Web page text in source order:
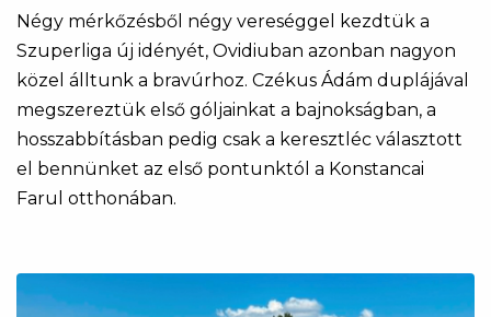
Négy mérkőzésből négy vereséggel kezdtük a
Szuperliga új idényét, Ovidiuban azonban nagyon
közel álltunk a bravúrhoz. Czékus Ádám duplájával
megszereztük első góljainkat a bajnokságban, a
hosszabbításban pedig csak a keresztléc választott
el bennünket az első pontunktól a Konstancai
Farul otthonában.